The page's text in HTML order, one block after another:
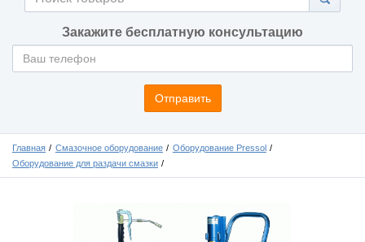
Закажите бесплатную консультацию
Отправить
Главная Смазочное оборудование
Оборудование Pressol
Оборудование для раздачи смазки